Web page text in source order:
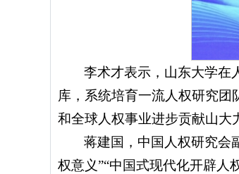
李术才表示，山东大学在
库，系统培育一流人权研究
和全球人权事业进步贡献山大
蒋建国，中国人权研究会
权意义”“中国式现代化开辟人